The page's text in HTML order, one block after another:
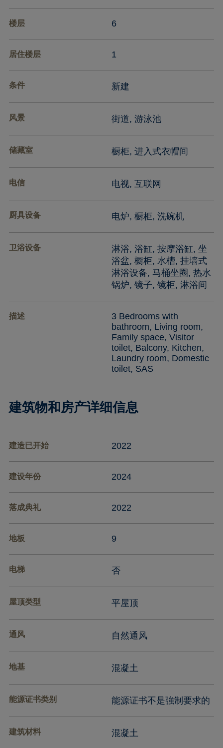
楼层 6
居住楼层 1
条件 新建
风景 街道, 游泳池
储藏室 橱柜, 进入式衣帽间
电信 电视, 互联网
厨具设备 电炉, 橱柜, 洗碗机
卫浴设备
淋浴, 浴缸, 按摩浴缸, 坐
浴盆, 橱柜, 水槽, 挂墙式
淋浴设备, 马桶坐圈, 热水
锅炉, 镜子, 镜柜, 淋浴间
描述
3 Bedrooms with
bathroom, Living room,
Family space, Visitor
toilet, Balcony, Kitchen,
Laundry room, Domestic
toilet, SAS
建筑物和房产详细信息
建造已开始 2022
建设年份 2024
落成典礼 2022
地板 9
电梯 否
屋顶类型 平屋顶
通风 自然通风
地基 混凝土
能源证书类别 能源证书不是強制要求的
建筑材料 混凝土